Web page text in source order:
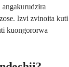
Izvi zvinoita kuti
kuongororwa